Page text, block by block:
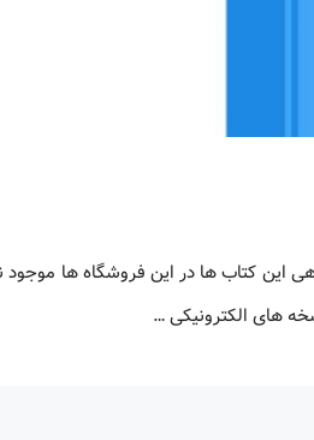
این کتاب ها در این فروشگاه ها موجود
های الکترونیکی …